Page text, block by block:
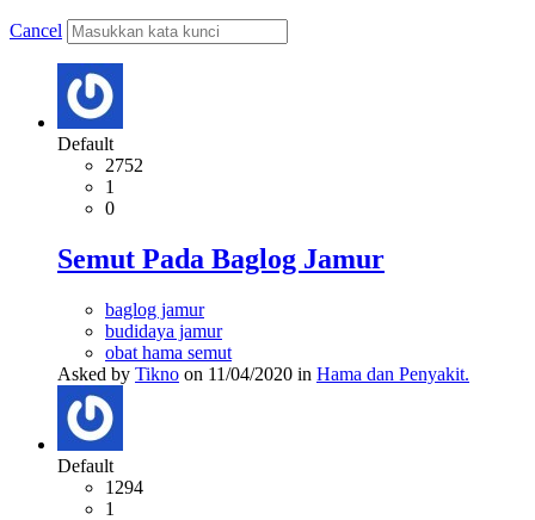
Cancel
Default
2752
1
0
Semut Pada Baglog Jamur
baglog jamur
budidaya jamur
obat hama semut
Asked by Tikno on 11/04/2020 in Hama dan Penyakit.
Default
1294
1